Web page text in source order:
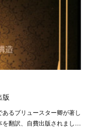
版
るブリュースター卿が著し
翻訳、自費出版されまし…